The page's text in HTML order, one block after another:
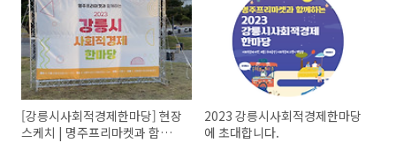
[강릉시사회적경제한마당] 현장
스케치 | 명주프리마켓과 함께하
2023 강릉시사회적경제한마당
에 초대합니다.